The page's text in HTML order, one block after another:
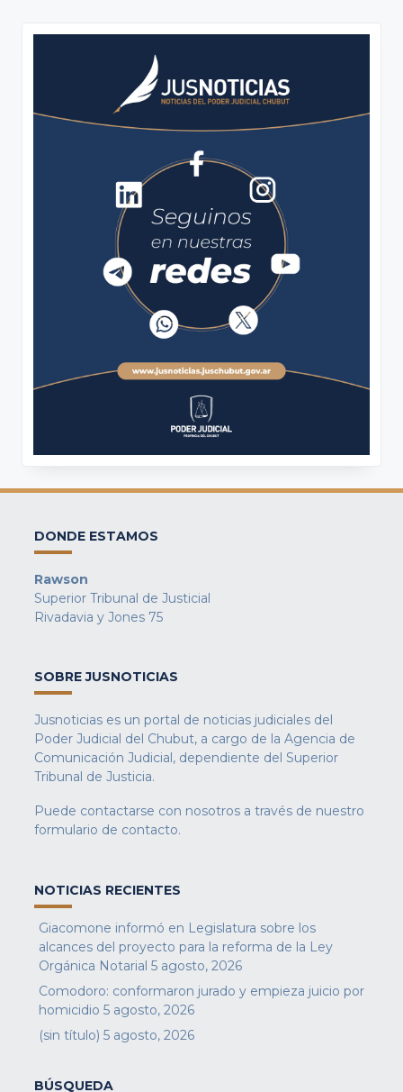
DONDE ESTAMOS
Rawson
Superior Tribunal de Justicial
Rivadavia y Jones 75
SOBRE JUSNOTICIAS
Jusnoticias es un portal de noticias judiciales del
Poder Judicial del Chubut, a cargo de la Agencia de
Comunicación Judicial, dependiente del Superior
Tribunal de Justicia.
Puede contactarse con nosotros a través de nuestro
formulario de contacto.
NOTICIAS RECIENTES
Giacomone informó en Legislatura sobre los
alcances del proyecto para la reforma de la Ley
Orgánica Notarial 5 agosto, 2026
Comodoro: conformaron jurado y empieza juicio por
homicidio 5 agosto, 2026
(sin título) 5 agosto, 2026
BÚSQUEDA